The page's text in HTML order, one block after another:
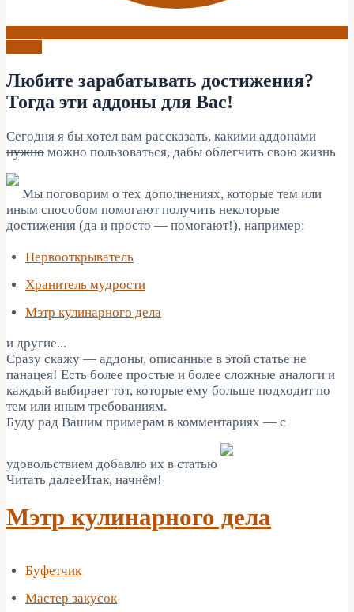
Любите зарабатывать достижения?
Тогда эти аддоны для Вас!
Сегодня я бы хотел вам рассказать, какими аддонами
нужно можно пользоваться, дабы облегчить свою жизнь
Мы поговорим о тех дополнениях, которые тем или
иным способом помогают получить некоторые
достижения (да и просто — помогают!), например:
Первооткрыватель
Хранитель мудрости
Мэтр кулинарного дела
и другие...
Сразу скажу — аддоны, описанные в этой статье не
панацея! Есть более простые и более сложные аналоги и
каждый выбирает тот, которые ему больше подходит по
тем или иным требованиям.
Буду рад Вашим примерам в комментариях — с
удовольствием добавлю их в статью
Читать далееИтак, начнём!
Мэтр кулинарного дела
Буфетчик
Мастер закусок